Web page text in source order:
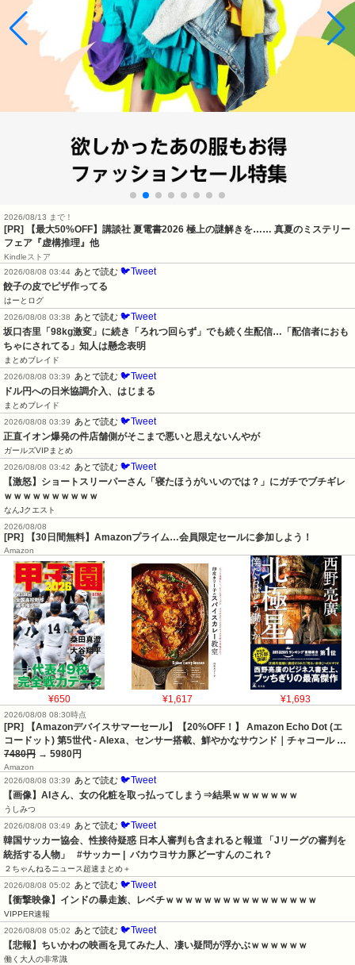
2026/08/13 まで！
[PR] 【最大50%OFF】講談社 夏電書2026 極上の謎解きを…… 真夏のミステリー
フェア『虚構推理』他
Kindleストア
2026/08/08 03:44 あとで読む 🐦Tweet
餃子の皮でピザ作ってる
はーとログ
2026/08/08 03:38
あとで読む 🐦Tweet
坂口杏里「98kg激変」に続き「ろれつ回らず」でも続く生配信…「配信者におも
ちゃにされてる」知人は懸念表明
まとめブレイド
2026/08/08 03:39
あとで読む 🐦Tweet
ドル円への日米協調介入、はじまる
まとめブレイド
2026/08/08 03:39
あとで読む 🐦Tweet
正直イオン爆発の件店舗側がそこまで悪いと思えないんやが
ガールズVIPまとめ
2026/08/08 03:42
あとで読む 🐦Tweet
【激怒】ショートスリーパーさん「寝たほうがいいのでは？」にガチでブチギレ
ｗｗｗｗｗｗｗｗｗｗ
なんJクエスト
2026/08/08
[PR] 【30日間無料】Amazonプライム…会員限定セールに参加しよう！
Amazon
¥650 ¥1,617 ¥1,693
2026/08/08 08:30時点
[PR] 【Amazonデバイスサマーセール】【20%OFF！】 Amazon Echo Dot (エ
コードット) 第5世代 - Alexa、センサー搭載、鮮やかなサウンド｜チャコール …
7480円 → 5980円
Amazon
2026/08/08 03:39 あとで読む 🐦Tweet
【画像】AIさん、女の化粧を取っ払ってしまう⇒結果ｗｗｗｗｗｗｗ
うしみつ
2026/08/08 03:49 あとで読む 🐦Tweet
韓国サッカー協会、性接待疑惑 日本人審判も含まれると報道 「Jリーグの審判を
統括する人物」   #サッカー |  バカウヨサカ豚どーすんのこれ？
２ちゃんねるニュース超速まとめ＋
2026/08/08 05:02 あとで読む 🐦Tweet
【衝撃映像】インドの暴走族、レベチｗｗｗｗｗｗｗｗｗｗｗｗｗｗｗｗ
VIPPER速報
2026/08/08 05:02 あとで読む 🐦Tweet
【悲報】ちいかわの映画を見てみた人、凄い疑問が浮かぶｗｗｗｗｗｗ
働く大人の非常識